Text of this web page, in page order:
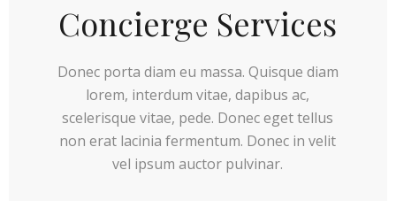
Concierge Services
Donec porta diam eu massa. Quisque diam
lorem, interdum vitae, dapibus ac,
scelerisque vitae, pede. Donec eget tellus
non erat lacinia fermentum. Donec in velit
vel ipsum auctor pulvinar.